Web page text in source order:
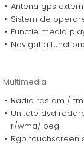
Antena gps
Sistem de
Functie media
Navigatia
Multimedia
Radio rds am / fm
Unitate dvd
r/wma/jpeg
Rgb touchscreen